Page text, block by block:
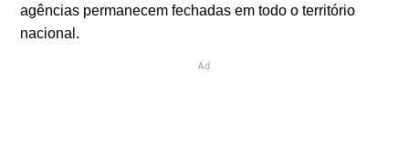
agências permanecem fechadas em todo o território
nacional.
Ad